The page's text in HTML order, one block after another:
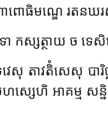
ពោធិមណ្ឌេ រតនឃរ
ា កស្សត្ថាយ ច ទេ
េសុ តាវតិំសេសុ ប
សេហិ អាគម្ម សន្